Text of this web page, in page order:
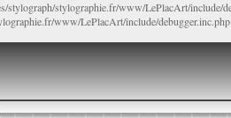
stylographie.fr/www/LePlacArt/include/
www/LePlacArt/include/